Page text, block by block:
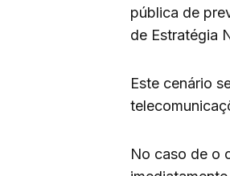
pública de
de Estratégia
Este cenário
No caso de o